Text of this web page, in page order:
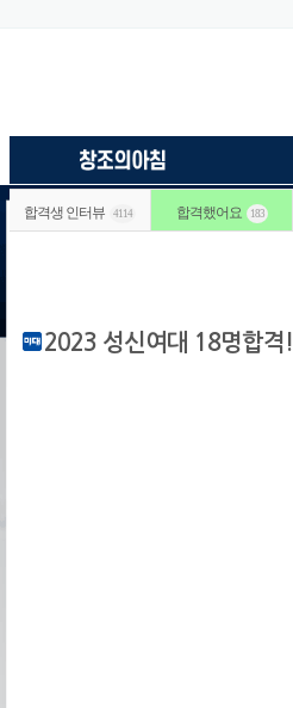
합격생 인터뷰 4114 합격했어요 183
2023 성신여대 18명합격!